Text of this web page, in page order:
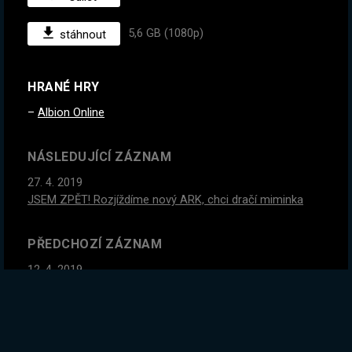
stáhnout 5,6 GB (1080p)
HRANÉ HRY
Albion Online
NÁSLEDUJÍCÍ ZÁZNAM
27. 4. 2019
JSEM ZPĚT! Rozjíždíme nový ARK, chci dračí miminka
PŘEDCHOZÍ ZÁZNAM
12. 4. 2019